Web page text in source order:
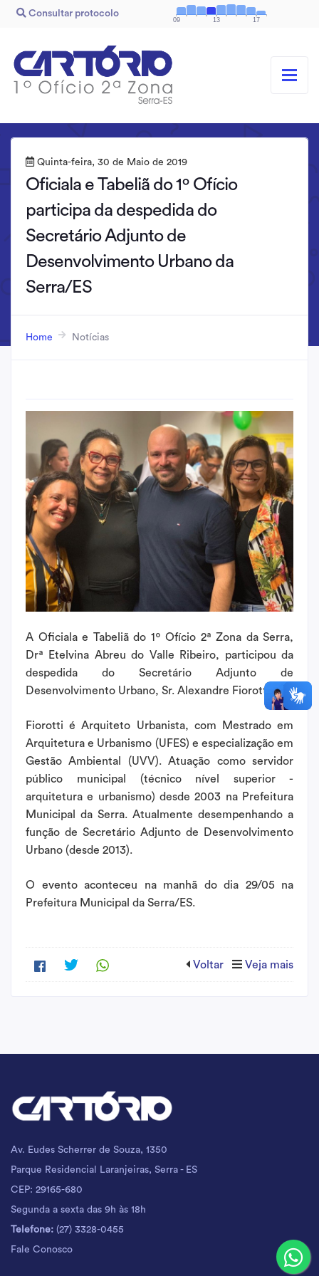
Consultar protocolo
09 13 17
Quinta-feira, 30 de Maio de 2019
Oficiala e Tabeliã do 1º Ofício
participa da despedida do
Secretário Adjunto de
Desenvolvimento Urbano da
Serra/ES
Home Notícias
A Oficiala e Tabeliã do 1º Ofício 2ª Zona da Serra,
Drª Etelvina Abreu do Valle Ribeiro, participou da
despedida do Secretário Adjunto de
Desenvolvimento Urbano, Sr. Alexandre Fiorotti.
Fiorotti é Arquiteto Urbanista, com Mestrado em
Arquitetura e Urbanismo (UFES) e especialização em
Gestão Ambiental (UVV). Atuação como servidor
público municipal (técnico nível superior -
arquitetura e urbanismo) desde 2003 na Prefeitura
Municipal da Serra. Atualmente desempenhando a
função de Secretário Adjunto de Desenvolvimento
Urbano (desde 2013).
O evento aconteceu na manhã do dia 29/05 na
Prefeitura Municipal da Serra/ES.
Voltar Veja mais
Av. Eudes Scherrer de Souza, 1350
Parque Residencial Laranjeiras, Serra - ES
CEP: 29165-680
Segunda a sexta das 9h às 18h
Telefone: (27) 3328-0455
Fale Conosco